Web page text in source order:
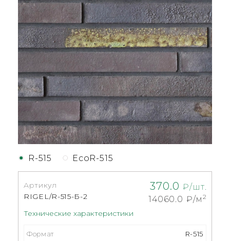
370.0 ₽/шт.
14060.0 ₽/м2
R-515 EcoR-515
Технические характеристики
Артикул
RIGEL/R-515-Б-2
Формат R-515